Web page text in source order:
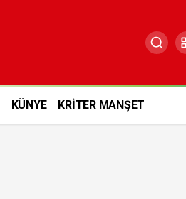
KÜNYE KRİTER MANŞET